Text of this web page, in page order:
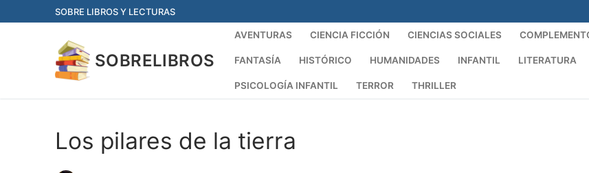
al
SOBRE LIBROS Y LECTURAS
SOBRELIBROS
AVENTURAS CIENCIA FICCIÓN CIENCIAS SOCIALES
FANTASÍA HISTÓRICO HUMANIDADES INFANTIL LITERATURA
PSICOLOGÍA INFANTIL TERROR THRILLER
Los pilares de la tierra